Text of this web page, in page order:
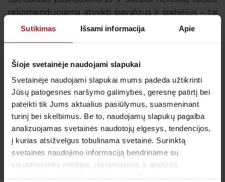
Sutikimas Išsami informacija Apie
Šioje svetainėje naudojami slapukai
Svetainėje naudojami slapukai mums padeda užtikrinti
Jūsų patogesnes naršymo galimybes, geresnę patirtį bei
pateikti tik Jums aktualius pasiūlymus, suasmeninant
turinį bei skelbimus. Be to, naudojamų slapukų pagalba
analizuojamas svetainės naudotojų elgesys, tendencijos,
į kurias atsižvelgus tobulinama svetainė. Surinktą
svetainės naudojimo informaciją bendriname su
visuomeninės medijos, reklamavimo ir analizės
rekomenduojama atvykti pavalgus ir pailsėjus – tai
padeda sumažinti tikimybę patirti trumpalaikį galvos
gydytojas nurodo kitaip.
Po skiepo gali pasireikšti lengvas skausmas,
paraudimas ar patinimas injekcijos vietoje, kartais –
nedidelis karščiavimas, nuovargis ar bendras
silpnumas. Šie reiškiniai paprastai būna trumpalaikiai
ir praeina savaime.